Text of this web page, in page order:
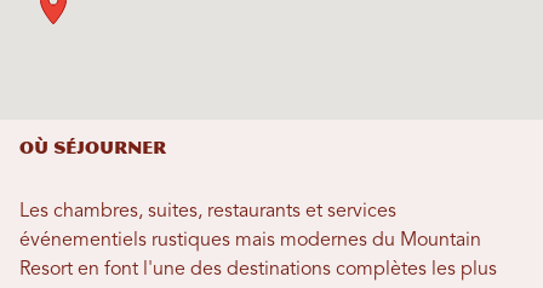
Où séjourner
Les chambres, suites, restaurants et services
événementiels rustiques mais modernes du Mountain
Resort en font l'une des destinations complètes les plus